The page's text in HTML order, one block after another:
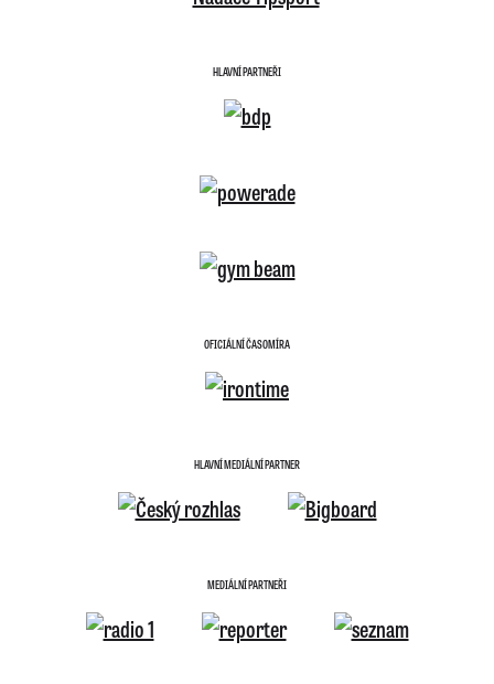
HLAVNÍ PARTNEŘI
OFICIÁLNÍ ČASOMÍRA
HLAVNÍ MEDIÁLNÍ PARTNER
MEDIÁLNÍ PARTNEŘI